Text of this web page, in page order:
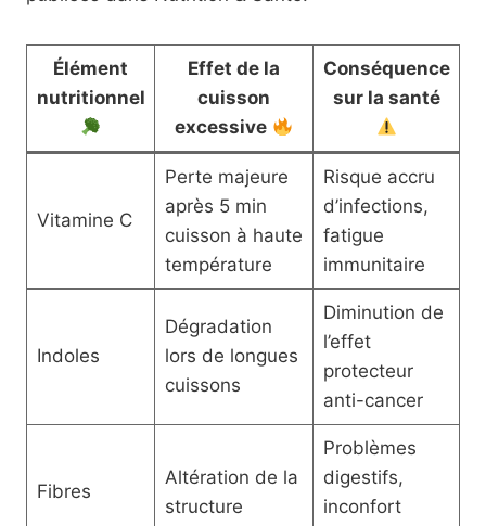
Élément
nutritionnel
Effet de la
cuisson
excessive
Conséquence
sur la santé
Vitamine C
Perte majeure
après 5 min
cuisson à haute
température
Risque accru
d’infections,
fatigue
immunitaire
Indoles
Dégradation
lors de longues
cuissons
Diminution de
l’effet
protecteur
anti-cancer
Fibres
Altération de la
structure
Problèmes
digestifs,
inconfort